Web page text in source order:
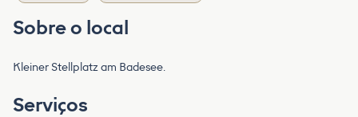
Sobre o local
Kleiner Stellplatz am Badesee.
Serviços